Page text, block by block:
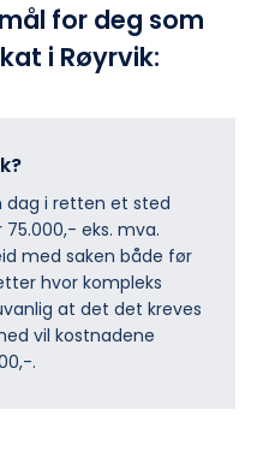
for deg som
i Røyrvik:
dag i retten et sted
eks. mva.
med saken både før
hvor kompleks
at det det kreves
vil kostnadene
.